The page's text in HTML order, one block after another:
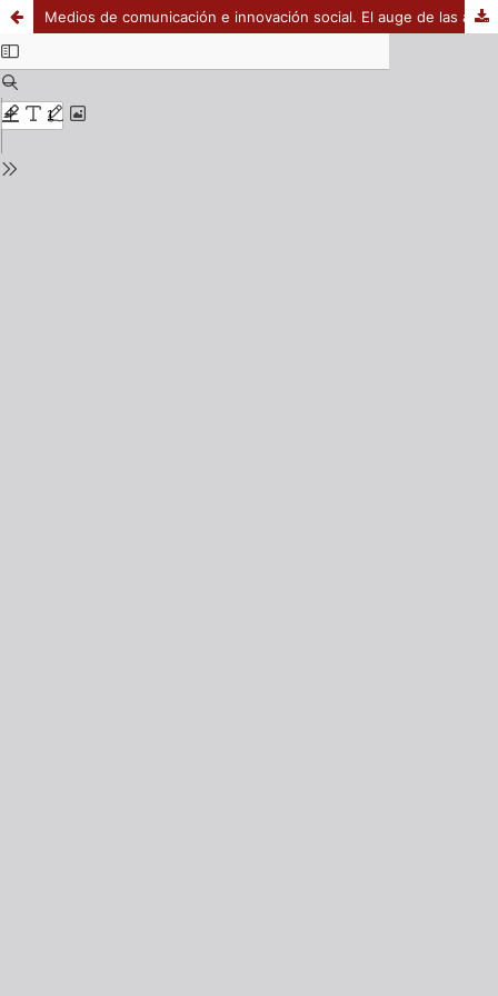
Medios de comunicación e innovación social. El auge de las audiencias activas en el entorno digital